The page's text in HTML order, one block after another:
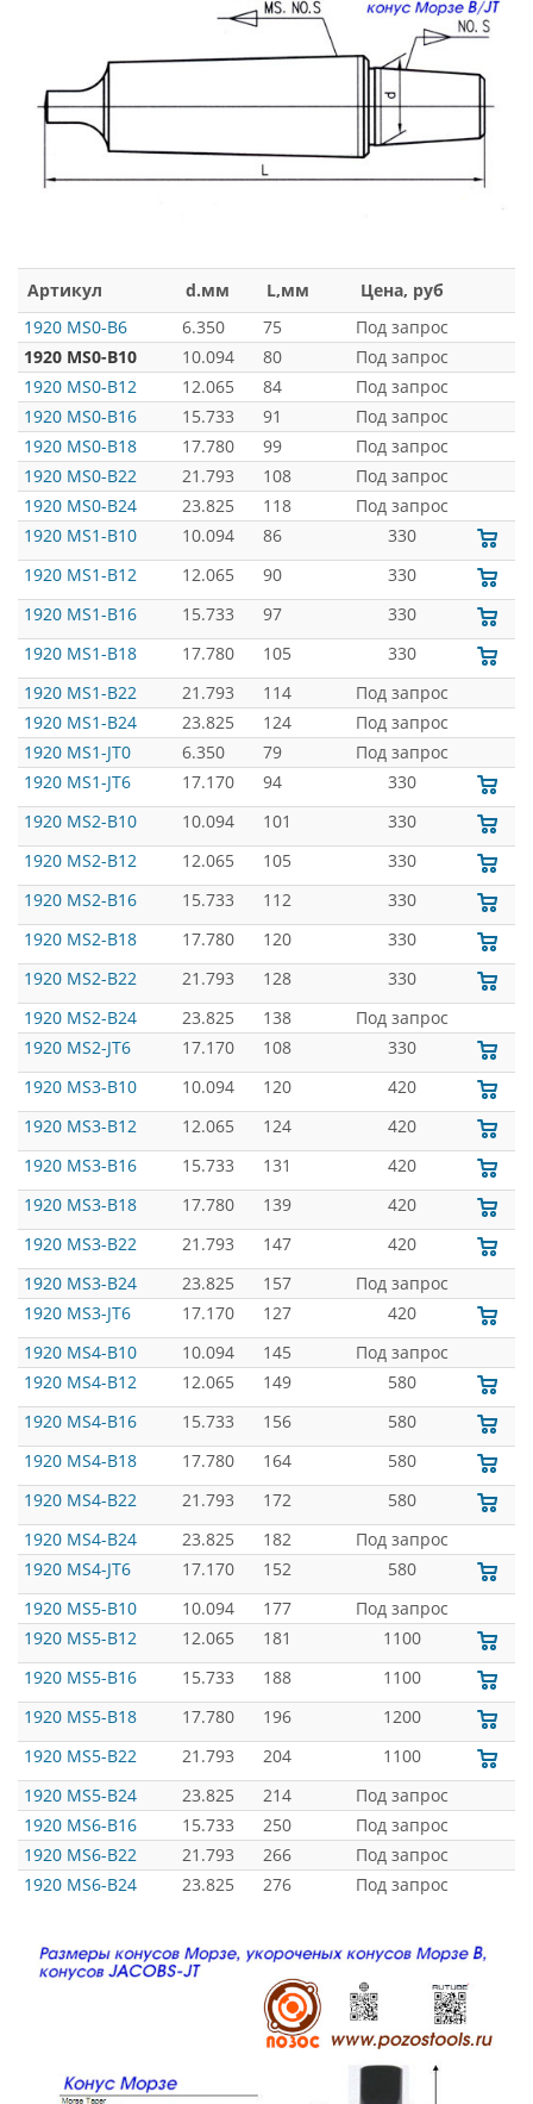
Артикул d.мм L,мм
Цена, руб
1920 MS0-B6
6.350 75
Под запрос
1920 MS0-B10
10.094 80
Под запрос
1920 MS0-B12
12.065 84
Под запрос
1920 MS0-B16
15.733 91
Под запрос
1920 MS0-B18
17.780 99
Под запрос
1920 MS0-B22
21.793 108
Под запрос
1920 MS0-B24
23.825 118
Под запрос
1920 MS1-B10
10.094 86
330
1920 MS1-B12
12.065 90
330
1920 MS1-B16
15.733 97
330
1920 MS1-B18
17.780 105
330
1920 MS1-B22
21.793 114
Под запрос
1920 MS1-B24
23.825 124
Под запрос
1920 MS1-JT0
6.350 79
Под запрос
1920 MS1-JT6
17.170 94
330
1920 MS2-B10
10.094 101
330
1920 MS2-B12
12.065 105
330
1920 MS2-B16
15.733 112
330
1920 MS2-B18
17.780 120
330
1920 MS2-B22
21.793 128
330
1920 MS2-B24
23.825 138
Под запрос
1920 MS2-JT6
17.170 108
330
1920 MS3-B10
10.094 120
420
1920 MS3-B12
12.065 124
420
1920 MS3-B16
15.733 131
420
1920 MS3-B18
17.780 139
420
1920 MS3-B22
21.793 147
420
1920 MS3-B24
23.825 157
Под запрос
1920 MS3-JT6
17.170 127
420
1920 MS4-B10
10.094 145
Под запрос
1920 MS4-B12
12.065 149
580
1920 MS4-B16
15.733 156
580
1920 MS4-B18
17.780 164
580
1920 MS4-B22
21.793 172
580
1920 MS4-B24
23.825 182
Под запрос
1920 MS4-JT6
17.170 152
580
1920 MS5-B10
10.094 177
Под запрос
1920 MS5-B12
12.065 181
1100
1920 MS5-B16
15.733 188
1100
1920 MS5-B18
17.780 196
1200
1920 MS5-B22
21.793 204
1100
1920 MS5-B24
23.825 214
Под запрос
1920 MS6-B16
15.733 250
Под запрос
1920 MS6-B22
21.793 266
Под запрос
1920 MS6-B24
23.825 276 Под запрос